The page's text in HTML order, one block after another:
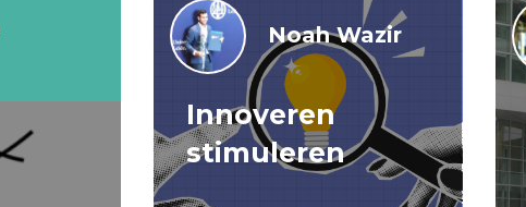
Noah Wazir
Innoveren
stimuleren